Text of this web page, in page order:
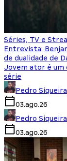
Séries, TV e
Entrevista:
de dualidade de
Jovem ator é um
série
Pedro Siqueira
03.ago.26
Pedro Siqueira
03.ago.26